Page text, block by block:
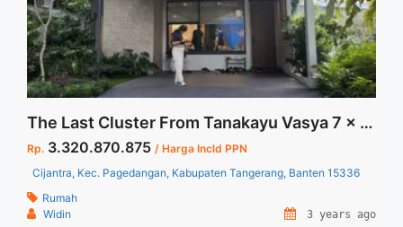
The Last Cluster From Tanakayu Vasya 7 x 12 Full Furnished at BSD City
Rp. 3.320.870.875 / Harga Incld PPN
Cijantra, Kec. Pagedangan, Kabupaten Tangerang, Banten 15336
Rumah
Widin
3 years ago